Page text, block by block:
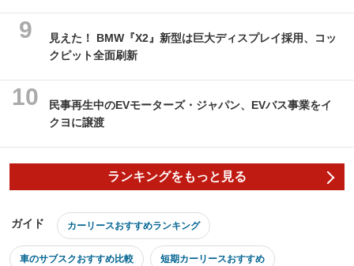
見えた！ BMW『X2』新型は巨大ディスプレイ採用、コッ
クピット全面刷新
民事再生中のEVモーターズ・ジャパン、EVバス事業をイ
クヨに譲渡
ランキングをもっと見る
ガイド カーリースおすすめランキング
車のサブスクおすすめ比較 短期カーリースおすすめ